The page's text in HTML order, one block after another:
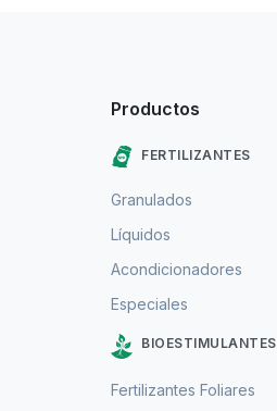
Productos
FERTILIZANTES
Granulados
Líquidos
Acondicionadores
Especiales
BIOESTIMULANTES
Fertilizantes Foliares